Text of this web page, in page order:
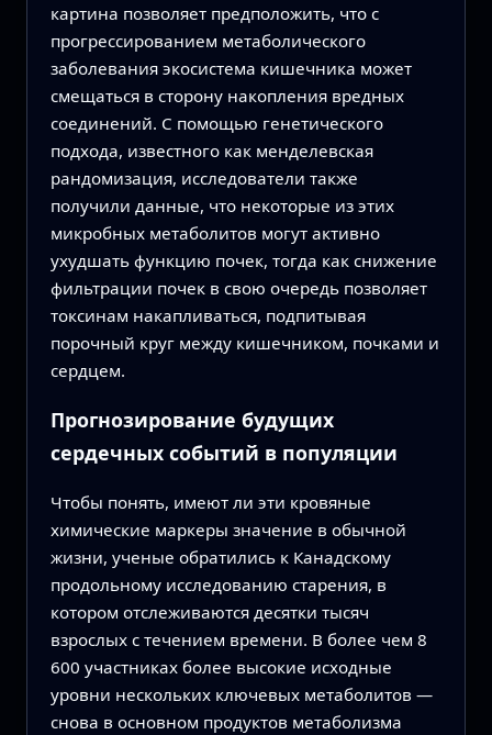
картина позволяет предположить, что с
прогрессированием метаболического
заболевания экосистема кишечника может
смещаться в сторону накопления вредных
соединений. С помощью генетического
подхода, известного как менделевская
рандомизация, исследователи также
получили данные, что некоторые из этих
микробных метаболитов могут активно
ухудшать функцию почек, тогда как снижение
фильтрации почек в свою очередь позволяет
токсинам накапливаться, подпитывая
порочный круг между кишечником, почками и
сердцем.
Прогнозирование будущих
сердечных событий в популяции
Чтобы понять, имеют ли эти кровяные
химические маркеры значение в обычной
жизни, ученые обратились к Канадскому
продольному исследованию старения, в
котором отслеживаются десятки тысяч
взрослых с течением времени. В более чем 8
600 участниках более высокие исходные
уровни нескольких ключевых метаболитов —
снова в основном продуктов метаболизма